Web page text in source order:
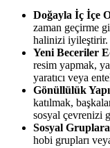
Doğayla İç İçe
zaman geçirme
halinizi iyileştirir.
Yeni Beceriler
resim yapmak,
yaratıcı veya
Gönüllülük
katılmak,
sosyal çevrenizi
Sosyal Gruplara
hobi grupları